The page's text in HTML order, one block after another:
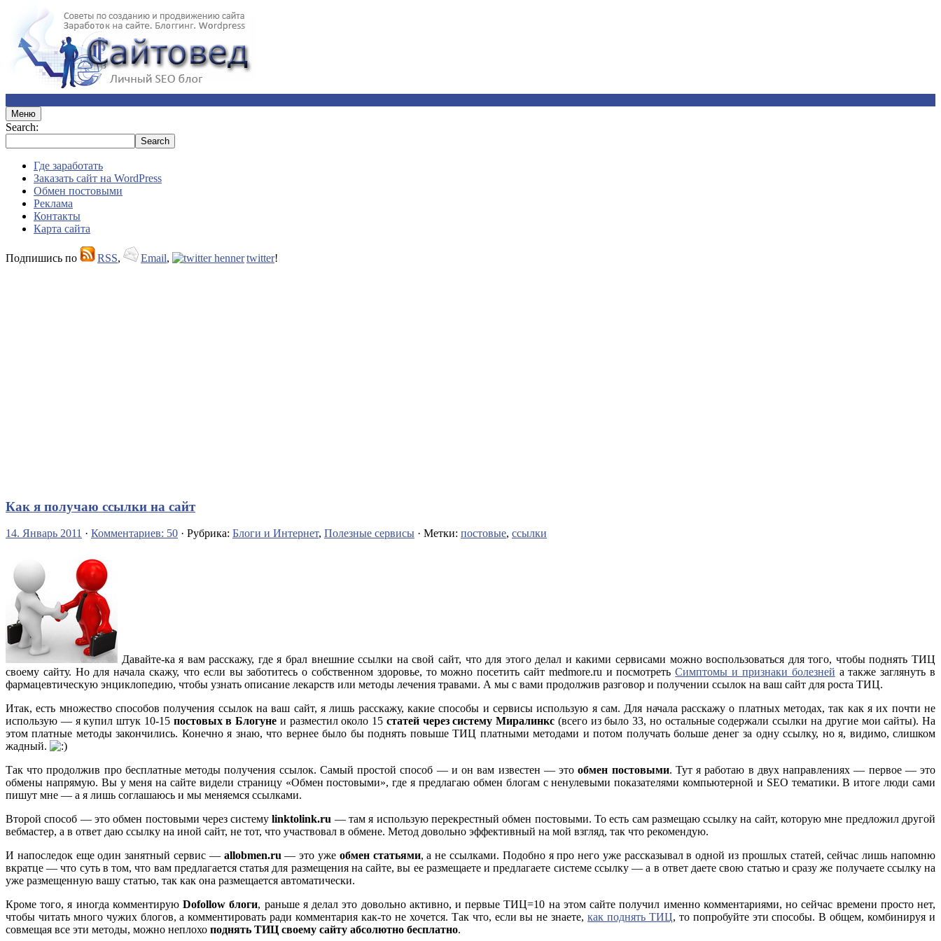
Меню
Search:
Где заработать
Заказать сайт на WordPress
Обмен постовыми
Реклама
Контакты
Карта сайта
Подпишись по RSS, Email, twitter!
Как я получаю ссылки на сайт
14. Январь 2011 · Комментариев: 50 · Рубрика: Блоги и Интернет, Полезные сервисы · Метки: постовые, ссылки
Давайте-ка я вам расскажу, где я брал внешние ссылки на свой сайт, что для этого делал и какими сервисами можно воспользоваться для того, чтобы поднять ТИЦ
своему сайту. Но для начала скажу, что если вы заботитесь о собственном здоровье, то можно посетить сайт medmore.ru и посмотретьСимптомы и признаки болезней а также заглянуть в
фармацевтическую энциклопедию, чтобы узнать описание лекарств или методы лечения травами. А мы с вами продолжив разговор и получении ссылок на ваш сайт для роста ТИЦ.
Итак, есть множество способов получения ссылок на ваш сайт, я лишь расскажу, какие способы и сервисы использую я сам. Для начала расскажу о платных методах, так как я их почти не
использую — я купил штук 10-15 постовых в Блoгуне и разместил около 15 статей через систему Миралинкс (всего из было 33, но остальные содержали ссылки на другие мои сайты). На
этом платные методы закончились. Конечно я знаю, что вернее было бы поднять повыше ТИЦ платными методами и потом получать больше денег за одну ссылку, но я, видимо, слишком
жадный.
Так что продолжив про бесплатные методы получения ссылок. Самый простой способ — и он вам известен — этообмен постовыми. Тут я работаю в двух направлениях — первое — это
обмены напрямую. Вы у меня на сайте видели страницу «Обмен постовыми», где я предлагаю обмен блогам с ненулевыми показателями компьютерной и SEO тематики. В итоге люди сами
пишут мне — а я лишь соглашаюсь и мы меняемся ссылками.
Второй способ — это обмен постовыми через системуlinktolink.ru — там я использую перекрестный обмен постовыми. То есть сам размещаю ссылку на сайт, которую мне предложил другой
вебмастер, а в ответ даю ссылку на иной сайт, не тот, что участвовал в обмене. Метод довольно эффективный на мой взгляд, так что рекомендую.
И напоследок еще один занятный сервис — allobmen.ru— это уже обмен статьями, а не ссылками. Подобно я про него уже рассказывал в одной из прошлых статей, сейчас лишь напомню
вкратце — что суть в том, что вам предлагается статья для размещения на сайте, вы ее размещаете и предлагаете системе ссылку — а в ответ даете свою статью и сразу же получаете ссылку на
уже размещенную вашу статью, так как она размещается автоматически.
Кроме того, я иногда комментируюDofollow блоги, раньше я делал это довольно активно, и первые ТИЦ=10 на этом сайте получил именно комментариями, но сейчас времени просто нет,
чтобы читать много чужих блогов, а комментировать ради комментария как-то не хочется. Так что, если вы не знаете,как поднять ТИЦ, то попробуйте эти способы. В общем, комбинируя и
совмещая все эти методы, можно неплохо поднять ТИЦ своему сайту абсолютно бесплатно.